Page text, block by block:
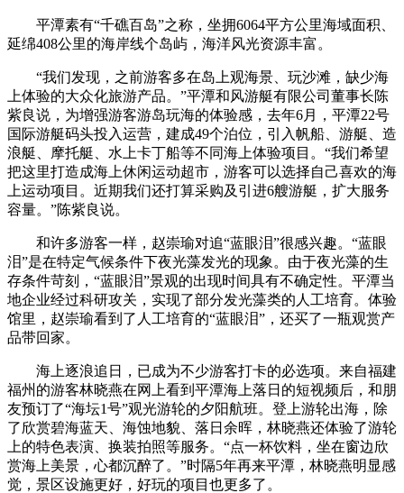
平潭素有“千礁百岛”之称，坐拥6064平方公里海域面积、
延绵408公里的海岸线个岛屿，海洋风光资源丰富。
“我们发现，之前游客多在岛上观海景、玩沙滩，缺少海
上体验的大众化旅游产品。”平潭和风游艇有限公司董事长陈
紫良说，为增强游客游岛玩海的体验感，去年6月，平潭22号
国际游艇码头投入运营，建成49个泊位，引入帆船、游艇、造
浪艇、摩托艇、水上卡丁船等不同海上体验项目。“我们希望
把这里打造成海上休闲运动超市，游客可以选择自己喜欢的海
上运动项目。近期我们还打算采购及引进6艘游艇，扩大服务
容量。”陈紫良说。
和许多游客一样，赵崇瑜对追“蓝眼泪”很感兴趣。“蓝眼
泪”是在特定气候条件下夜光藻发光的现象。由于夜光藻的生
存条件苛刻，“蓝眼泪”景观的出现时间具有不确定性。平潭当
地企业经过科研攻关，实现了部分发光藻类的人工培育。体验
馆里，赵崇瑜看到了人工培育的“蓝眼泪”，还买了一瓶观赏产
品带回家。
海上逐浪追日，已成为不少游客打卡的必选项。来自福建
福州的游客林晓燕在网上看到平潭海上落日的短视频后，和朋
友预订了“海坛1号”观光游轮的夕阳航班。登上游轮出海，除
了欣赏碧海蓝天、海蚀地貌、落日余晖，林晓燕还体验了游轮
上的特色表演、换装拍照等服务。“点一杯饮料，坐在窗边欣
赏海上美景，心都沉醉了。”时隔5年再来平潭，林晓燕明显感
觉，景区设施更好，好玩的项目也更多了。